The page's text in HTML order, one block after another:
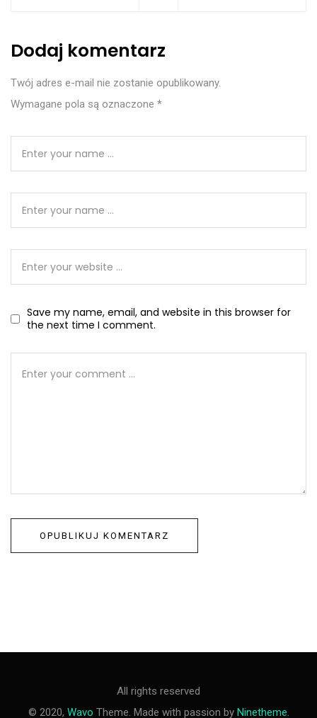
Dodaj komentarz
Twój adres e-mail nie zostanie opublikowany.
Wymagane pola są oznaczone *
Save my name, email, and website in this browser for
the next time I comment.
All rights reserved
© 2020, Wavo Theme. Made with passion by Ninetheme.